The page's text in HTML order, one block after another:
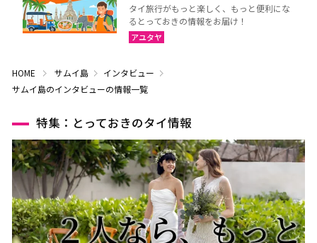
タイ旅行がもっと楽しく、もっと便利にな
るとっておきの情報をお届け！
アユタヤ
HOME サムイ島
インタビュー
サムイ島のインタビューの情報一覧
特集：とっておきのタイ情報